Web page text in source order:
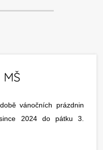
vánočních prázdnin
2024 do pátku 3.